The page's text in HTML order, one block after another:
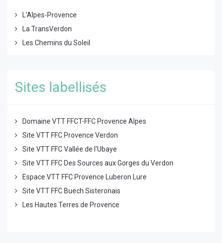
L'Alpes-Provence
La TransVerdon
Les Chemins du Soleil
Sites labellisés
Domaine VTT FFCT-FFC Provence Alpes
Site VTT FFC Provence Verdon
Site VTT FFC Vallée de l'Ubaye
Site VTT FFC Des Sources aux Gorges du Verdon
Espace VTT FFC Provence Luberon Lure
Site VTT FFC Buëch Sisteronais
Les Hautes Terres de Provence